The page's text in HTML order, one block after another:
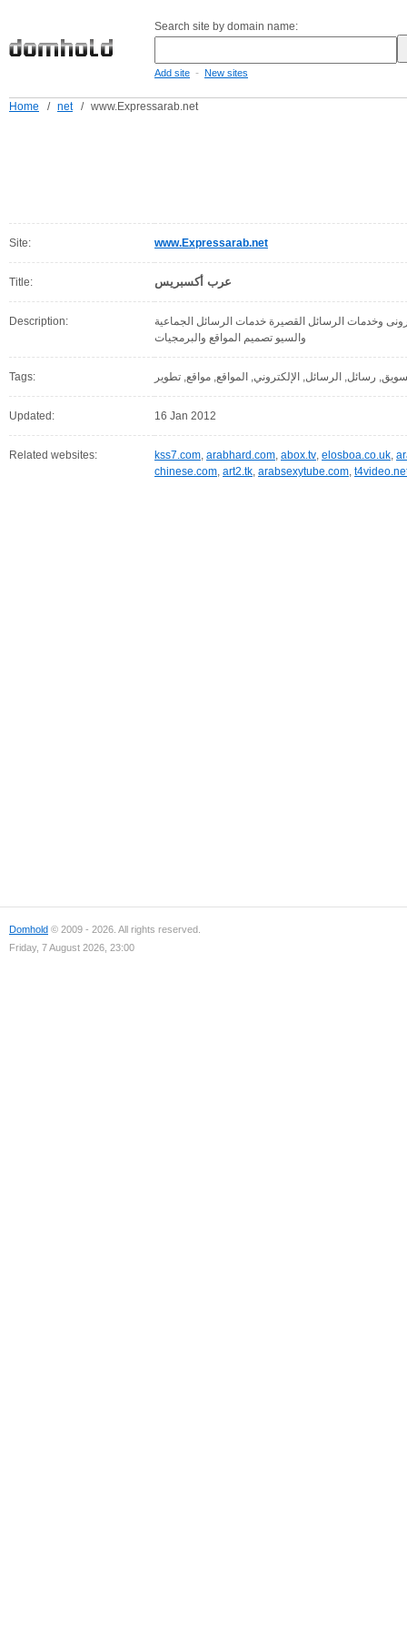
Search site by domain name:
Add site - New sites
Home / net / www.Expressarab.net
Site: www.Expressarab.net
Title: عرب أكسبريس
Description:
وخدمات الرسائل القصيرة خدمات الرسائل الجماعية
والسيو تصميم المواقع والبرمجيات
Tags:
Updated: 16 Jan 2012
Related websites: kss7.com, arabhard.com, abox.tv, elosboa.co.uk,
chinese.com, art2.tk, arabsexytube.com,
Domhold © 2009 - 2026. All rights reserved.
Friday, 7 August 2026, 23:00